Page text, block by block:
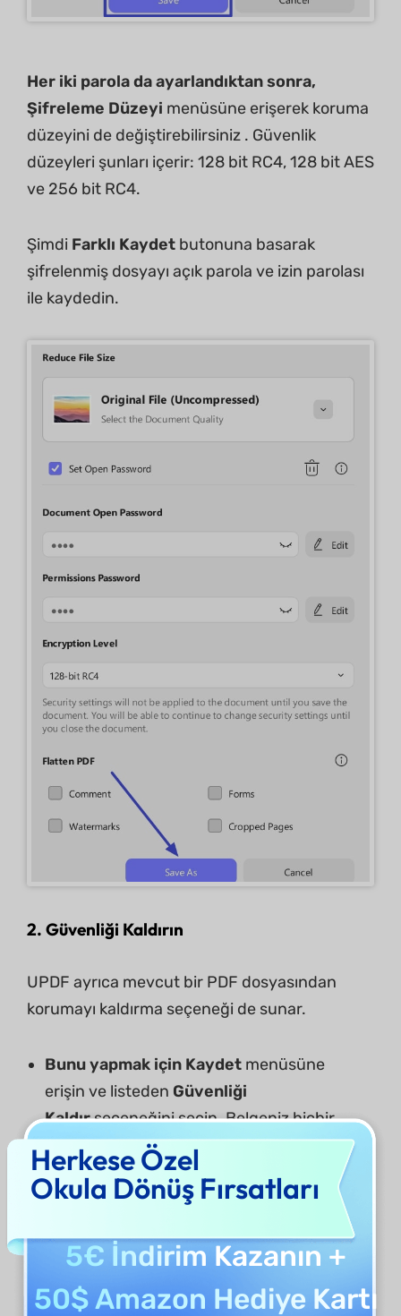
Her iki parola da ayarlandıktan sonra,
Şifreleme Düzeyi menüsüne erişerek koruma
düzeyini de değiştirebilirsiniz . Güvenlik
düzeyleri şunları içerir: 128 bit RC4, 128 bit AES
ve 256 bit RC4.
Şimdi Farklı Kaydet butonuna basarak
şifrelenmiş dosyayı açık parola ve izin parolası
ile kaydedin.
2. Güvenliği Kaldırın
UPDF ayrıca mevcut bir PDF dosyasından
korumayı kaldırma seçeneği de sunar.
Bunu yapmak için Kaydet menüsüne
erişin ve listeden Güvenliği
Kaldırseçeneğini seçin. Belgeniz hiçbir
şekilde korunmamışsa, bu seçeneğe
erişilemez.
Şimdi, Farklı Kaydet
penceresi açılacak ve
sizden PDF'nizin kilidini açmak ve güvenliği
kaldırılmış bir kopyasını kaydetmek için
parolayı girmeniz istenecek.
Herkese Özel
Okula Dönüş Fırsatları
5€ İndirim Kazanın +
50$ Amazon Hediye Kartı